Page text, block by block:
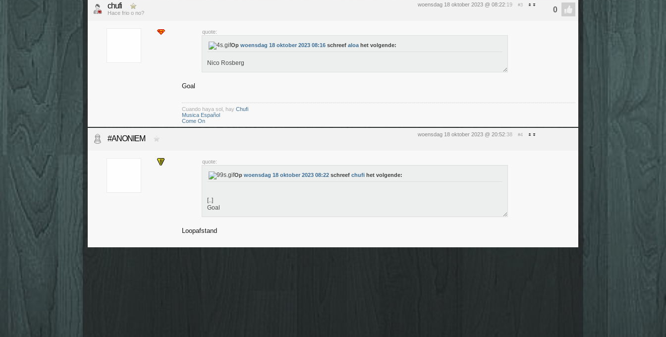
woensdag 18 oktober 2023 @ 08:22:19 #3
chufi
Hace frio o no?
quote:
Op woensdag 18 oktober 2023 08:16 schreef aloa het volgende:
Nico Rosberg
Goal
Cuando haya sol, hay Chufi
Musica Español
Come On
woensdag 18 oktober 2023 @ 20:52:38 #4
#ANONIEM
quote:
Op woensdag 18 oktober 2023 08:22 schreef chufi het volgende:
[..]
Goal
Loopafstand